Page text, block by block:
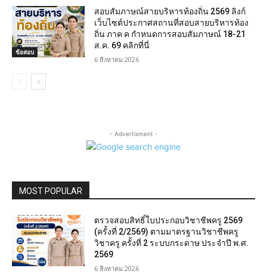
ข้อสอบ
สอบสัมภาษณ์สายบริหารท้องถิ่น 2569 ลิงก์
เว็บไซต์ประกาศสถานที่สอบสายบริหารท้อง
ถิ่น ภาค ค กำหนดการสอบสัมภาษณ์ 18-21
ส.ค. 69 คลิกที่นี่
6 สิงหาคม 2026
- Advertisment -
MOST POPULAR
ตรวจสอบสิทธิ์ใบประกอบวิชาชีพครู 2569
(ครั้งที่ 2/2569) ตามมาตรฐานวิชาชีพครู
วิชาครู ครั้งที่ 2 ระบบกระดาษ ประจำปี พ.ศ.
2569
6 สิงหาคม 2026